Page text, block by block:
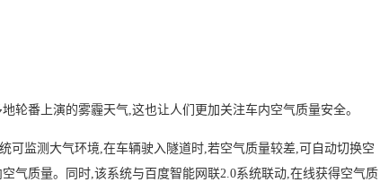
轮番上演的雾霾天气,这也让人们更加关注车内空气质量安全。
可监测大气环境,在车辆驶入隧道时,若空气质量较差,可自动切换空
气质量。同时,该系统与百度智能网联2.0系统联动,在线获得空气质